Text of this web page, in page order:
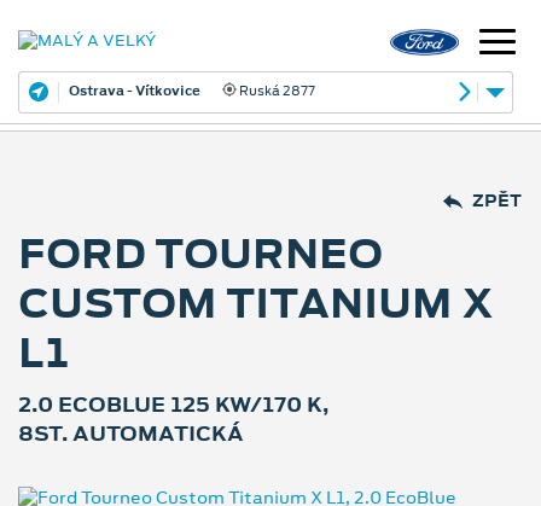
Ostrava - Vítkovice Ruská 2877
ZPĚT
FORD TOURNEO
CUSTOM TITANIUM X
L1
2.0 ECOBLUE 125 KW/170 K,
8ST. AUTOMATICKÁ